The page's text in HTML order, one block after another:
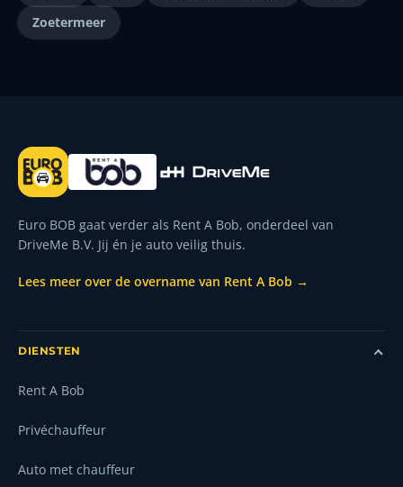
Zoetermeer
Euro BOB gaat verder als Rent A Bob, onderdeel van
DriveMe B.V. Jij én je auto veilig thuis.
Lees meer over de overname van Rent A Bob →
DIENSTEN
Rent A Bob
Privéchauffeur
Auto met chauffeur